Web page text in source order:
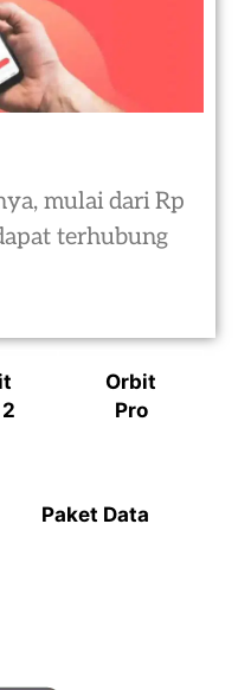
mulai dari Rp
terhubung
Orbit
Pro
Paket Data